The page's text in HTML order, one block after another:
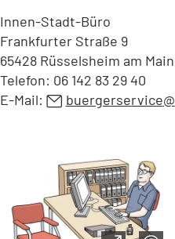
Innen-Stadt-Büro
Frankfurter Straße 9
65428 Rüsselsheim am Main
Telefon: 06 142 83 29 40
E-Mail:
buergerservice